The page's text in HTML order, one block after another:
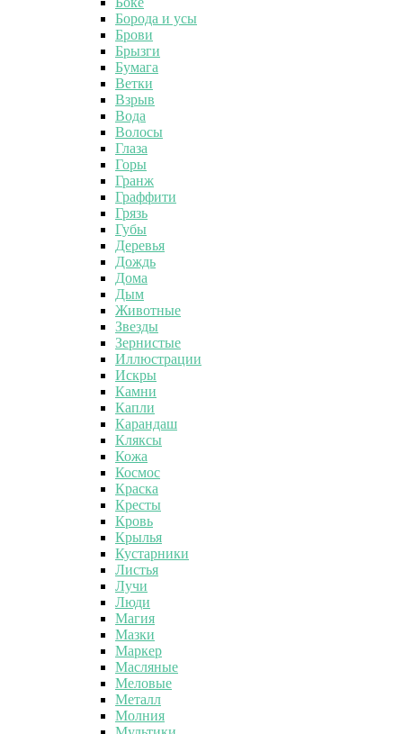
Борода и усы
Брови
Брызги
Бумага
Ветки
Взрыв
Вода
Волосы
Глаза
Горы
Гранж
Граффити
Грязь
Губы
Деревья
Дождь
Дома
Дым
Животные
Звезды
Зернистые
Иллюстрации
Искры
Камни
Капли
Карандаш
Кляксы
Кожа
Космос
Краска
Кресты
Кровь
Крылья
Кустарники
Листья
Лучи
Люди
Магия
Мазки
Маркер
Масляные
Меловые
Металл
Молния